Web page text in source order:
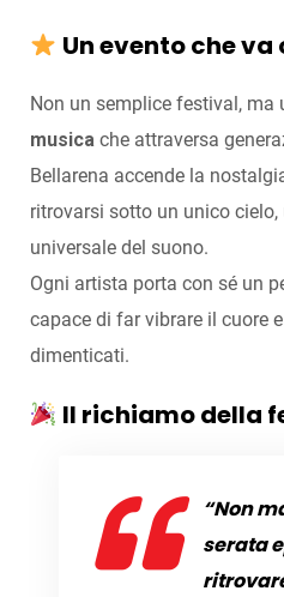
Un evento che
Non un semplice festival, ma
musica che attraversa
Bellarena accende la
ritrovarsi sotto un unico
universale del suono.
Ogni artista porta con sé un
capace di far vibrare il cuore
dimenticati.
Il richiamo della
“Non
serata